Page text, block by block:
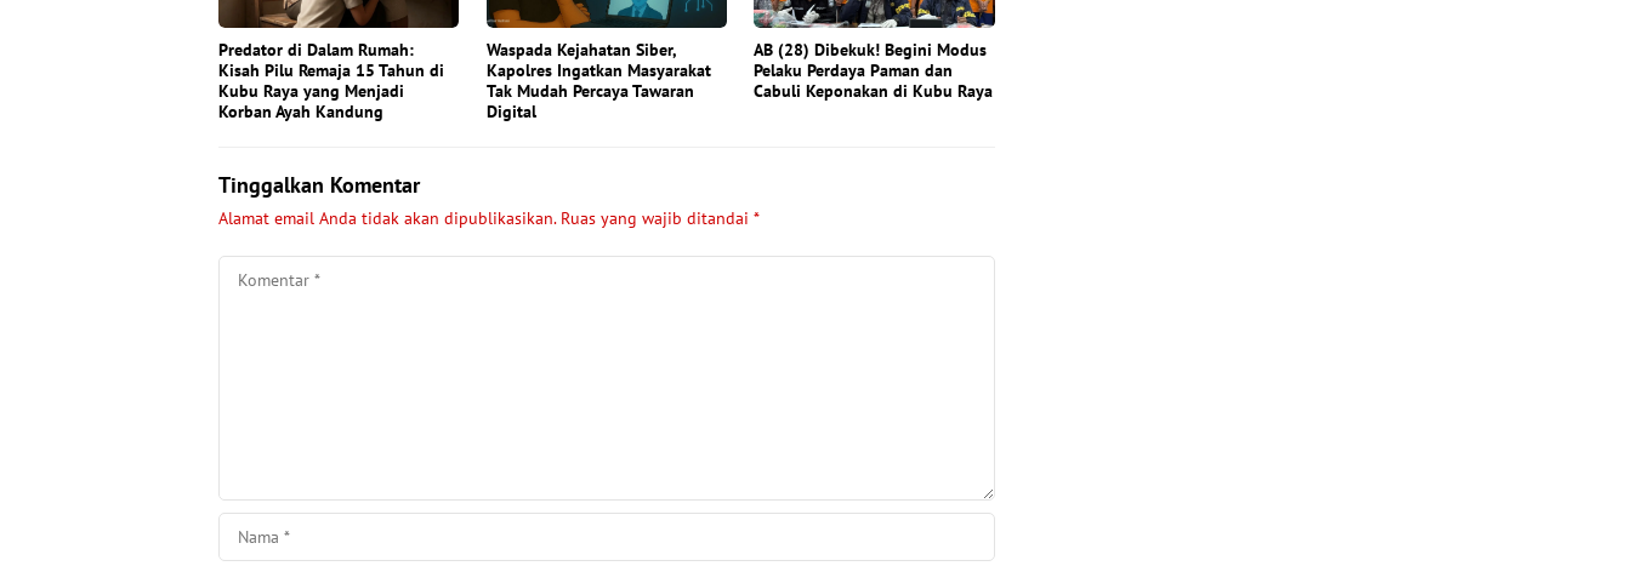
Predator di Dalam Rumah:
Kisah Pilu Remaja 15 Tahun di
Kubu Raya yang Menjadi
Korban Ayah Kandung
Waspada Kejahatan Siber,
Kapolres Ingatkan Masyarakat
Tak Mudah Percaya Tawaran
Digital
AB (28) Dibekuk! Begini Modus
Pelaku Perdaya Paman dan
Cabuli Keponakan di Kubu Raya
Tinggalkan Komentar
Alamat email Anda tidak akan dipublikasikan. Ruas yang wajib ditandai *